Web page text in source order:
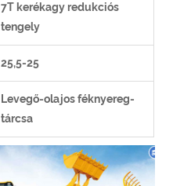
7T kerékagy redukciós
tengely
25,5-25
Levegő-olajos féknyereg-
tárcsa